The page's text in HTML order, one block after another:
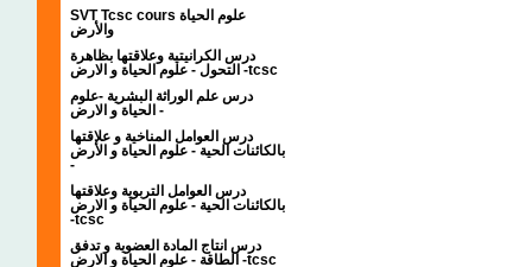
SVT Tcsc cours علوم الحياة
والأرض
درس الكرانيتية وعلاقتها بظاهرة
التحول - علوم الحياة و الارض -tcsc
درس علم الوراثة البشرية -علوم
الحياة و الارض -
درس العوامل المناخية و علاقتها
بالكائنات الحية - علوم الحياة و الأرض
-
درس العوامل التربوية وعلاقتها
بالكائنات الحية - علوم الحياة و الارض
-tcsc
درس انتاج المادة العضوية و تدفق
الطاقة - علوم الحياة و الارض -tcsc